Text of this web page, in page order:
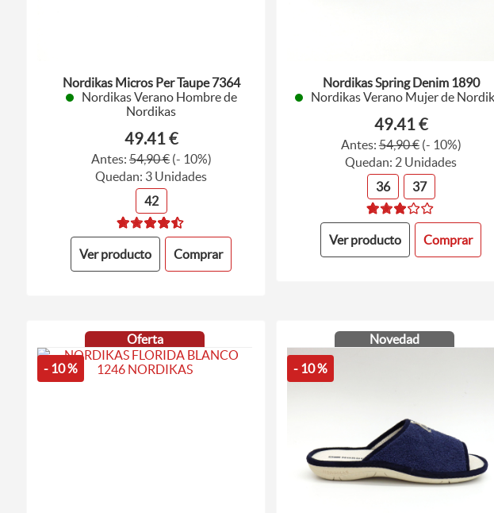
Nordikas Micros Per Taupe 7364
Nordikas Verano Hombre de
Nordikas
49.41 €
Antes: 54,90 €(- 10%)
Quedan: 3 Unidades
42
Ver producto Comprar
Nordikas Spring Denim 1890
Nordikas Verano Mujer de
49.41 €
Antes:54,90 €(- 10%)
Quedan: 2 Unidades
36
37
Ver producto Comprar
Oferta
- 10 %
Novedad
- 10 %